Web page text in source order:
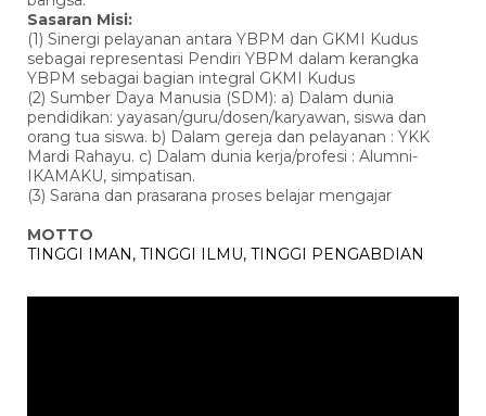
Sasaran Misi:
(1) Sinergi pelayanan antara YBPM dan GKMI Kudus
sebagai representasi Pendiri YBPM dalam kerangka
YBPM sebagai bagian integral GKMI Kudus
(2) Sumber Daya Manusia (SDM): a) Dalam dunia
pendidikan: yayasan/guru/dosen/karyawan, siswa dan
orang tua siswa. b) Dalam gereja dan pelayanan : YKK
Mardi Rahayu. c) Dalam dunia kerja/profesi : Alumni-
IKAMAKU, simpatisan.
(3) Sarana dan prasarana proses belajar mengajar
MOTTO
TINGGI IMAN, TINGGI ILMU, TINGGI PENGABDIAN